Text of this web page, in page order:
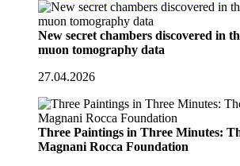
New secret chambers discovered in
muon tomography data
27.04.2026
Three Paintings in Three Minutes:
Magnani Rocca Foundation